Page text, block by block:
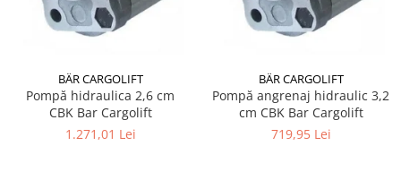
BÄR CARGOLIFT
Pompă hidraulica 2,6 cm
CBK Bar Cargolift
1.271,01 Lei
BÄR CARGOLIFT
Pompă angrenaj hidraulic 3,2
cm CBK Bar Cargolift
719,95 Lei